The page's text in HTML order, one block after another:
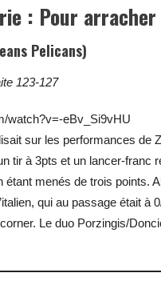
: Pour
Pelicans)
123-127
watch?v=-eBv_Si9vHU
sur les performances de
tir à 3pts et un lancer-franc
étant menés de trois points.
qui au passage était
Le duo Porzingis/